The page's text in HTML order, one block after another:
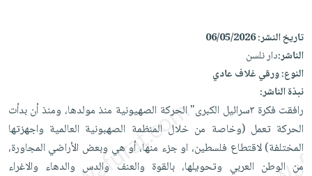
على
Android
تحميل
iKitab
على
Apple
masmu3
على
Apple
العناية
الشخصية
العناية
وتصفيف
الشعر
العناية
بالجسم
والسفرة
جديد
الكل
أواني
الطهي
أدوات
متجر
الهدايا
أقسام
تاريخ النشر:06/05/2026
الناشر:دار نلسن
النوع:ورقي غلاف عادي
نبذة الناشر:
رافقت فكرة ٣سرائيل الكبرى" الحركة الصهيونية منذ مولدها، ومنذ أن بدأت
الحركة تعمل (وخاصة من خلال المنظمة الصهبونية العالمية واجهزتها
المختلفة) لاقتطاع فلسطين، او جزء منها، أو هي وبعض الأراضي المجاورة،
من الوطن العربي وتحويلها، بالقوة والعنف والدس والدهاء والاغراء